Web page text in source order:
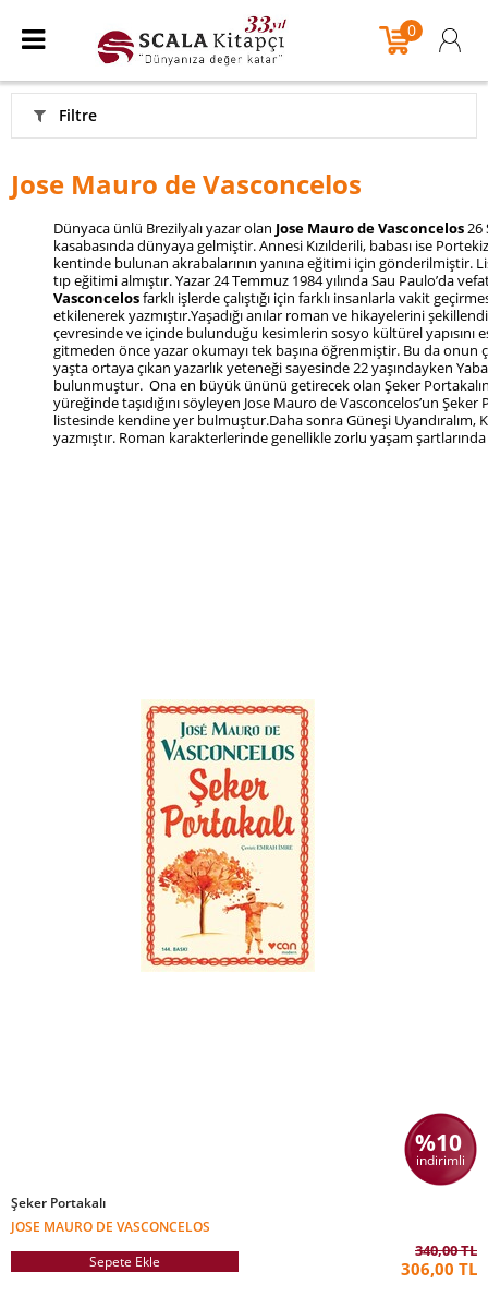
0
Filtre
Jose Mauro de Vasconcelos
Dünyaca ünlü Brezilyalı yazar olan Jose Mauro de Vasconcelos26
kasabasında dünyaya gelmiştir. Annesi Kızılderili, babası ise
kentinde bulunan akrabalarının yanına eğitimi için gönderilmiştir.
tıp eğitimi almıştır. Yazar 24 Temmuz 1984 yılında Sau Paulo’da
Vasconcelosfarklı işlerde çalıştığı için farklı insanlarla vakit
etkilenerek yazmıştır.Yaşadığı anılar roman ve hikayelerini
çevresinde ve içinde bulunduğu kesimlerin sosyo kültürel yapısını
gitmeden önce yazar okumayı tek başına öğrenmiştir. Bu da
yaşta ortaya çıkan yazarlık yeteneği sayesinde 22 yaşındayken
bulunmuştur. Ona en büyük ününü getirecek olan Şeker
yüreğinde taşıdığını söyleyen Jose Mauro de Vasconcelos’un
listesinde kendine yer bulmuştur.Daha sonra Güneşi Uyandıralım,
yazmıştır. Roman karakterlerinde genellikle zorlu yaşam
%10
indirimli
Şeker Portakalı
JOSE MAURO DE VASCONCELOS
Sepete Ekle
340,00 TL
306,00 TL